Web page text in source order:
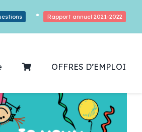
* Rapport annuel 2021-2022
OFFRES D’EMPLOI